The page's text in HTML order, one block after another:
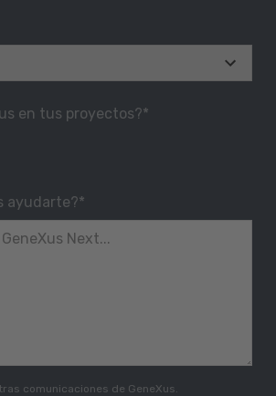
en tus proyectos?*
ayudarte?*
comunicaciones de GeneXus.